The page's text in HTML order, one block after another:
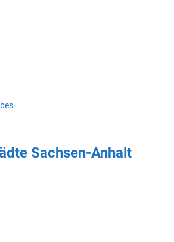
Sachsen-Anhalt